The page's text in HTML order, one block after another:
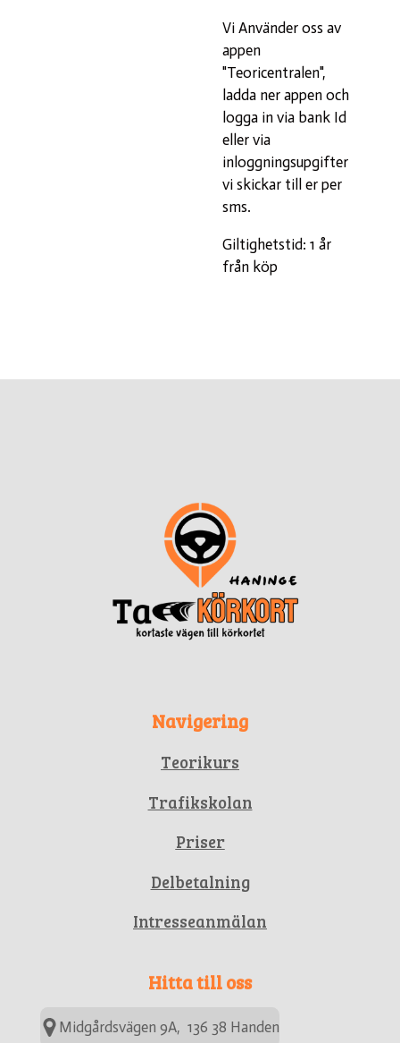
Vi Använder oss av
appen
"Teoricentralen",
ladda ner appen och
logga in via bank Id
eller via
inloggningsupgifter
vi skickar till er per
sms.
Giltighetstid: 1 år
från köp
Navigering
Teorikurs
Trafikskolan
Priser
Delbetalning
Intresseanmälan
Hitta till oss
Midgårdsvägen 9A, 136 38 Handen